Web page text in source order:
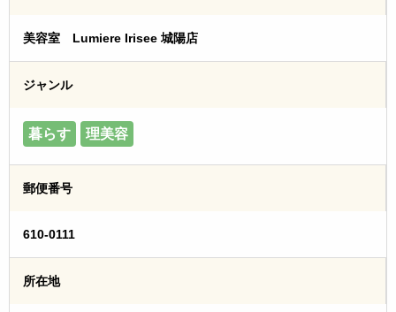
美容室 Lumiere Irisee 城陽店
ジャンル
暮らす 理美容
郵便番号
610-0111
所在地